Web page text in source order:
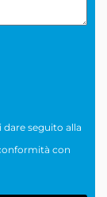
seguito alla
con